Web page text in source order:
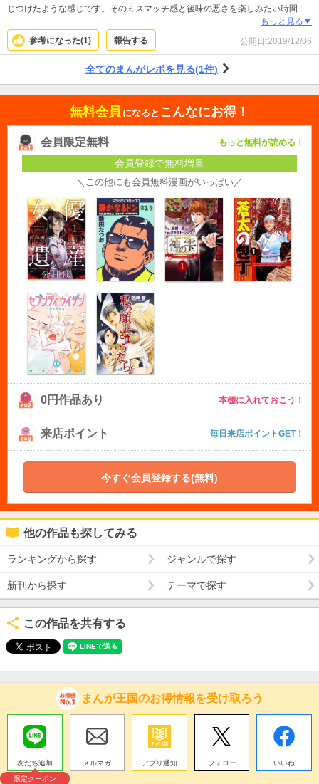
じつけたような感じです。そのミスマッチ感と後味の悪さを楽しみたい時間を
もっと見る▼
参考になった(1) 報告する 公開日:2019/12/06
全てのまんがレポを見る(1件)
無料会員 になると こんなにお得！
会員限定無料 もっと無料が読める！
会員登録で無料増量
＼この他にも会員無料漫画がいっぱい／
0円作品あり 本棚に入れておこう！
来店ポイント 毎日来店ポイントGET！
今すぐ会員登録する(無料)
他の作品も探してみる
ランキングから探す ジャンルで探す
新刊から探す テーマで探す
この作品を共有する
まんが王国のお得情報を受け取ろう
友だち追加
限定クーポン
メルマガ アプリ通知 フォロー いいね